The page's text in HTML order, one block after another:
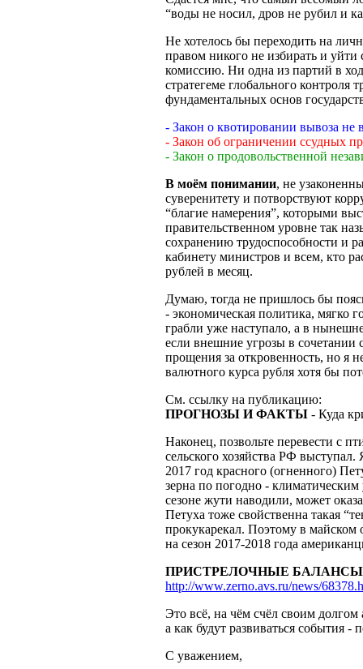
“воды не носил, дров не рубил и
Не хотелось бы переходить на
правом никого не избирать и уйти
комиссию. Ни одна из партий в
стратегеме глобального контроля
фундаментальных основ
- Закон о квотировании вывоза не
- Закон об ограничении ссудных
- Закон о продовольственной
В моём понимании, не
суверенитету и потворствуют
“благие намерения”, которыми
правительственном уровне так
сохранению трудоспособности и
кабинету министров и всем, кто
рублей в месяц.
Думаю, тогда не пришлось бы
- экономическая политика, мягко
грабли уже наступало, а в
если внешние угрозы в
прощения за откровенность, но я
валютного курса рубля хотя бы
См. ссылку на публикацию:
ПРОГНОЗЫ И ФАКТЫ - Куда
Наконец, позвольте перевести с
сельского хозяйства РФ
2017 год красного (огненного)
зерна по погодно -
сезоне жути наводили, может
Петуха тоже свойственна такая
прокукарекал. Поэтому в
на сезон 2017-2018 года
ПРИСТРЕЛОЧНЫЕ БАЛАНСЫ
http://www.zerno.avs.ru/news/
Это всё, на чём счёл своим
а как будут развиваться события -
С уважением,